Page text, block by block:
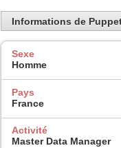
Informations de
Sexe
Homme
Pays
France
Activité
Master Data Manager